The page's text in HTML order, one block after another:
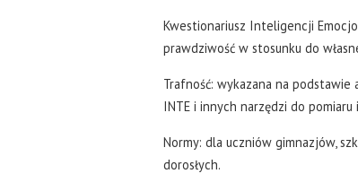
Kwestionariusz Inteligencji
prawdziwość w stosunku do
Trafność: wykazana na
INTE i innych narzędzi do
Normy: dla uczniów gimnazjów,
dorosłych.